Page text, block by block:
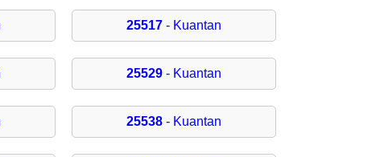
25517- Kuantan
25529- Kuantan
25538- Kuantan